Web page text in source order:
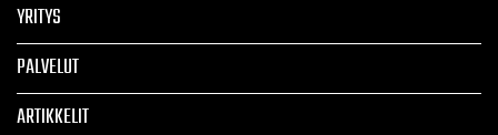
YRITYS
PALVELUT
ARTIKKELIT